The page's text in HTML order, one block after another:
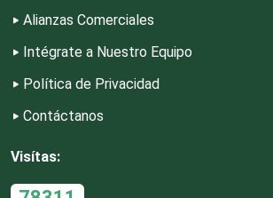
Editores
Electricidad y Plomería
Alianzas Comerciales
Intégrate a Nuestro Equipo
Política de Privacidad
Contáctanos
Visítas: